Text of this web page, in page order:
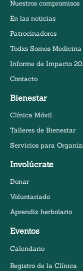
Nuestros compromisos
En las noticias
Patrocinadores
Todxs Somos
Informe de Impacto
Contacto
Bienestar
Clínica Móvil
Talleres de Bienestar
Servicios para
Involúcrate
Donar
Voluntariado
Aprendiz herbolario
Eventos
Calendario
Registro de la Clínica